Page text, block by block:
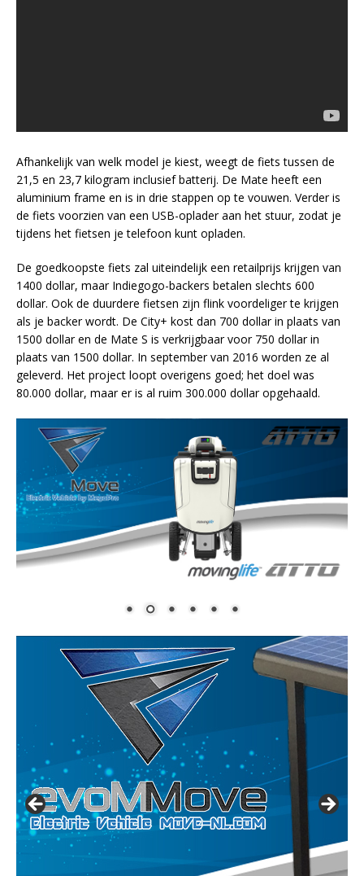
Afhankelijk van welk model je kiest, weegt de fiets tussen de
21,5 en 23,7 kilogram inclusief batterij. De Mate heeft een
aluminium frame en is in drie stappen op te vouwen. Verder is
de fiets voorzien van een USB-oplader aan het stuur, zodat je
tijdens het fietsen je telefoon kunt opladen.
De goedkoopste fiets zal uiteindelijk een retailprijs krijgen van
1400 dollar, maar Indiegogo-backers betalen slechts 600
dollar. Ook de duurdere fietsen zijn flink voordeliger te krijgen
als je backer wordt. De City+ kost dan 700 dollar in plaats van
1500 dollar en de Mate S is verkrijgbaar voor 750 dollar in
plaats van 1500 dollar. In september van 2016 worden ze al
geleverd. Het project loopt overigens goed; het doel was
80.000 dollar, maar er is al ruim 300.000 dollar opgehaald.